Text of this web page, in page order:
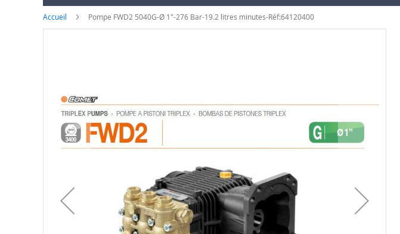
Accueil Pompe FWD2 5040G-Ø 1"-276 Bar-19.2 litres minutes-Réf:64120400
images
gallery